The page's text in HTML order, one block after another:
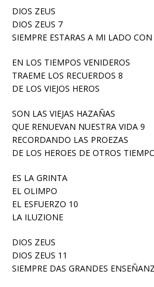
DIOS ZEUS
DIOS ZEUS 7
SIEMPRE ESTARAS A MI LADO
EN LOS TIEMPOS VENIDEROS
TRAEME LOS RECUERDOS 8
DE LOS VIEJOS HEROS
SON LAS VIEJAS HAZAÑAS
QUE RENUEVAN NUESTRA VIDA 9
RECORDANDO LAS PROEZAS
DE LOS HEROES DE OTROS
ES LA GRINTA
EL OLIMPO
EL ESFUERZO 10
LA ILUZIONE
DIOS ZEUS
DIOS ZEUS 11
SIEMPRE DAS GRANDES